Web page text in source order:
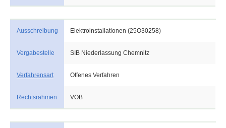
Ausschreibung Elektroinstallationen (25O30258)
Vergabestelle SIB Niederlassung Chemnitz
Verfahrensart Offenes Verfahren
Rechtsrahmen VOB